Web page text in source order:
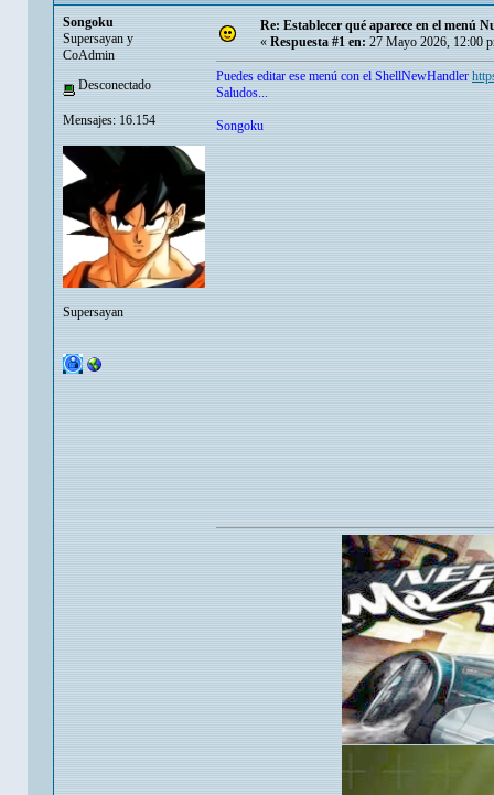
Songoku
Supersayan y
CoAdmin
Desconectado
Mensajes: 16.154
Supersayan
Re: Establecer qué aparece en el menú
« Respuesta #1 en: 27 Mayo 2026, 12:00
Puedes editar ese menú con el ShellNewHandler
Saludos...
Songoku